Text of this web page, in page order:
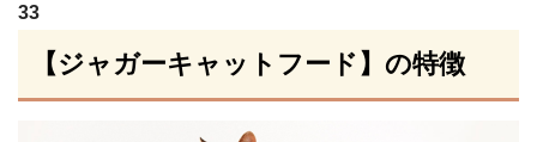
33
【ジャガーキャットフード】の特徴